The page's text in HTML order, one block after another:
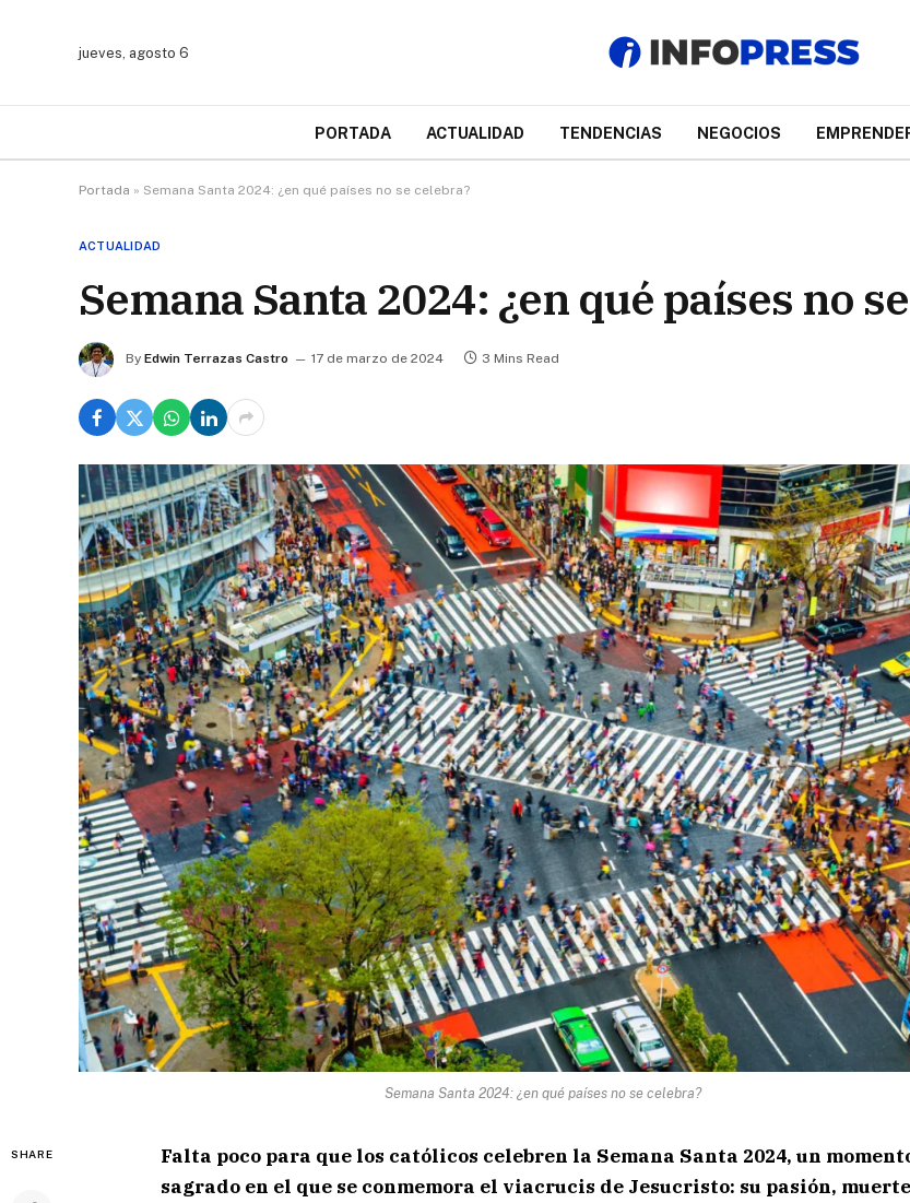
jueves, agosto 6
PORTADA ACTUALIDAD TENDENCIAS NEGOCIOS
Portada » Semana Santa 2024: ¿en qué países no se celebra?
ACTUALIDAD
Semana Santa 2024: ¿en qué países no
By Edwin Terrazas Castro 17 de marzo de 2024 3 Mins Read
Semana Santa 2024: ¿en qué países no se celebra?
SHARE
Falta poco para que los católicos celebren la Semana Santa 2024, un
sagrado en el que se conmemora el viacrucis de Jesucristo: su pasión, muerte